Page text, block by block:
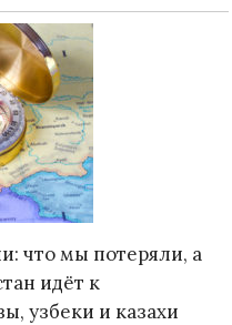
что мы потеряли, а
идёт к
узбеки и казахи